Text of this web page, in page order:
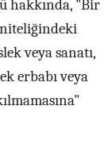
hakkında, "Bir
veya sanatı,
erbabı veya